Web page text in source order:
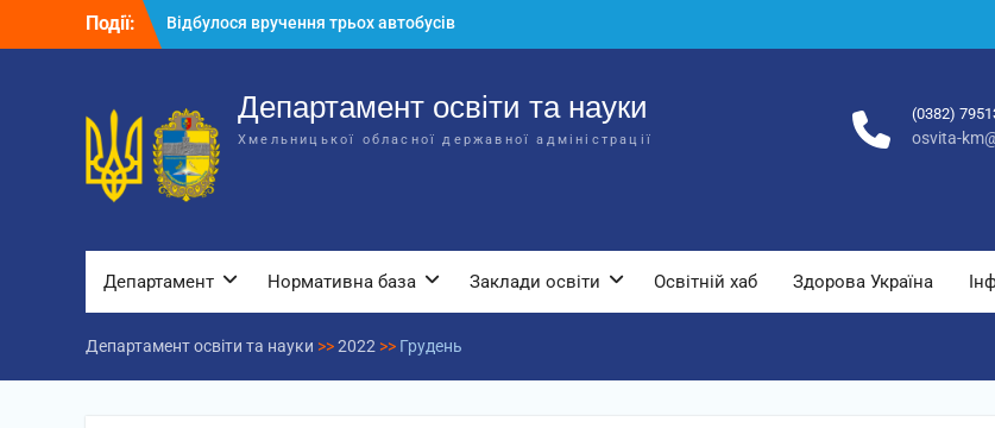
Події:
Відбулося вручення трьох автобусів
для потреб закладів освіти
Департаменту освіти та науки обласної
державної адміністрації
Відбулась обласна нарада для
відповідальних за національно-
патріотичне виховання
Департамент освіти та науки
Хмельницької обласної державної адміністрації
(0382)
osvita-
Департамент Нормативна база Заклади освіти Освітній хаб Здорова Україна
Департамент освіти та науки >>2022 >> Грудень